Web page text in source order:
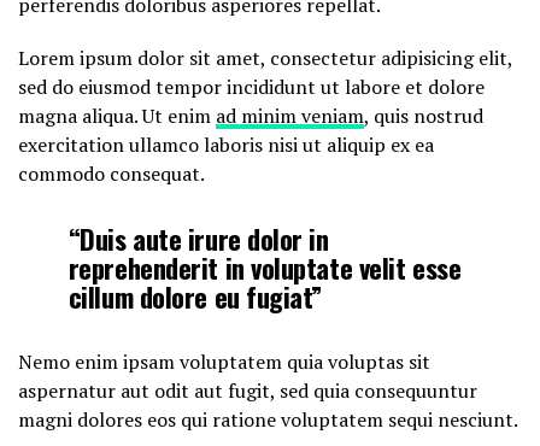
Lorem ipsum dolor sit amet, consectetur adipisicing elit,
sed do eiusmod tempor incididunt ut labore et dolore
magna aliqua. Ut enim ad minim veniam, quis nostrud
exercitation ullamco laboris nisi ut aliquip ex ea
commodo consequat.
“Duis aute irure dolor in
reprehenderit in voluptate velit esse
cillum dolore eu fugiat”
Nemo enim ipsam voluptatem quia voluptas sit
aspernatur aut odit aut fugit, sed quia consequuntur
magni dolores eos qui ratione voluptatem sequi nesciunt.